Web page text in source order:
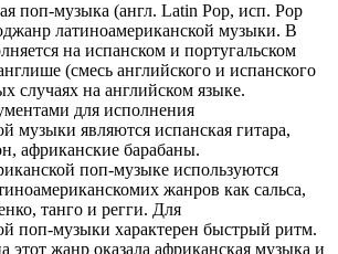
поп-музыка (англ. Latin Pop, исп. Pop
латиноамериканской музыки. В
на испанском и португальском
(смесь английского и испанского
случаях на английском языке.
для исполнения
музыки являются испанская гитара,
африканские барабаны.
поп-музыке используются
жанров как сальса,
танго и регги. Для
поп-музыки характерен быстрый ритм.
этот жанр оказала африканская музыка и